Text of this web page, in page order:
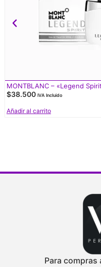
MONTBLANC – «Legend
$38.500 IVA Incluido
Añadir al carrito
Para compras